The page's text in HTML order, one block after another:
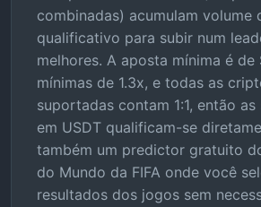
combinadas) acumulam volume
qualificativo para subir num
melhores. A aposta mínima é
mínimas de 1.3x, e todas as
suportadas contam 1:1, então
em USDT qualificam-se
também um predictor gratuito
do Mundo da FIFA onde você
resultados dos jogos sem